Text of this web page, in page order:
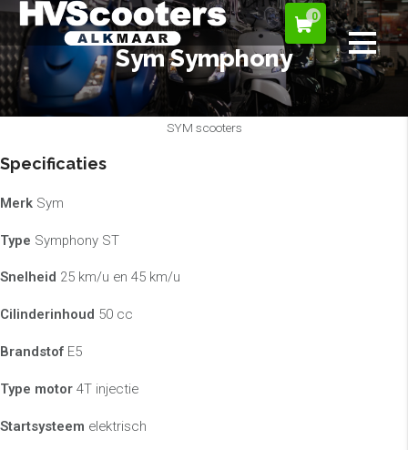
0
Sym Symphony
SYM scooters
Specificaties
Merk Sym
Type Symphony ST
Snelheid 25 km/u en 45 km/u
Cilinderinhoud 50 cc
Brandstof E5
Type motor 4T injectie
Startsysteem elektrisch